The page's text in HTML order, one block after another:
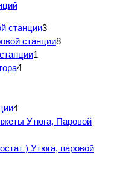
станции3
станции8
1
4
4
Утюга, Паровой
) Утюга, паровой